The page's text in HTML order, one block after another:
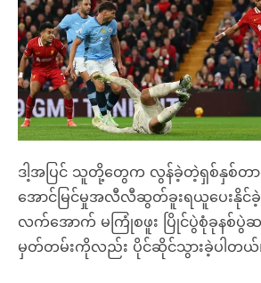
ဒါ့အပြင် သူတို့တွေက လွန်ခဲ့တဲ့ရှစ်နှစ်တ
အောင်မြင်မှုအလီလီဆွတ်ခူးရယူပေးနိုင်
လက်အောက် မကြုံစဖူး ပြိုင်ပွဲစုံခုနစ်ပွဲ
မှတ်တမ်းကိုလည်း ပိုင်ဆိုင်သွားခဲ့ပါတယ်